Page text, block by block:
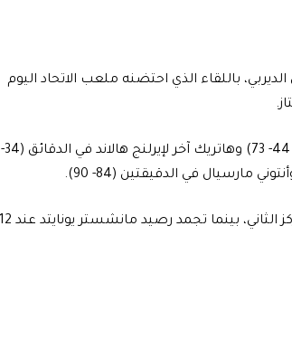
سيتي ضيفه مانشستر يونايتد بنتيجة (6-3) في الديربي، باللقاء الذي احتضنه ملعب الاتحاد اليوم
وبتلك النتيجة رفع مانشستر سيتي رصيده إلى 20 نقطة في المركز الثاني، بينما تجمد رصيد مانشستر يونايتد عند 12